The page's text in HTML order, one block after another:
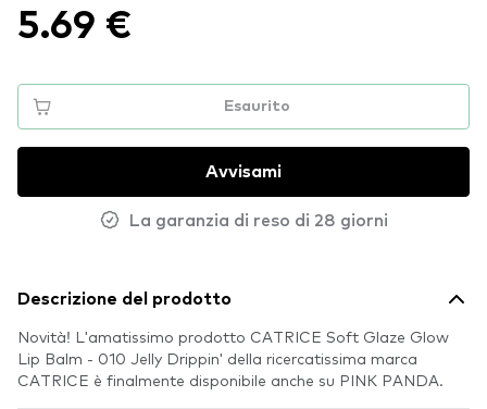
5.69 €
Esaurito
Avvisami
La garanzia di reso di 28 giorni
Descrizione del prodotto
Novità! L'amatissimo prodotto CATRICE Soft Glaze Glow
Lip Balm - 010 Jelly Drippin' della ricercatissima marca
CATRICE è finalmente disponibile anche su PINK PANDA.